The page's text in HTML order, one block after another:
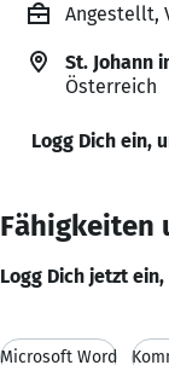
Angestellt,
St. Johann
Österreich
Logg Dich ein,
Fähigkeiten
Logg Dich jetzt
Microsoft Word